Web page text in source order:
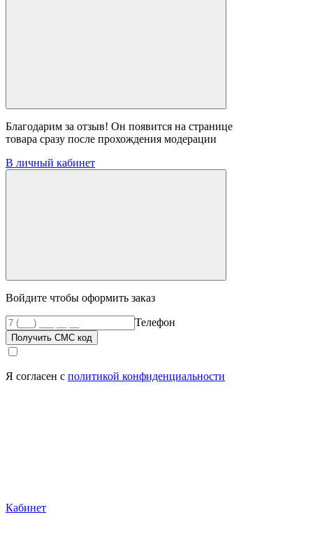
Благодарим за отзыв! Он появится на странице
товара сразу после прохождения модерации
В личный кабинет
Войдите чтобы оформить заказ
Телефон
Получить СМС код
Я согласен с политикой конфиденциальности
Кабинет